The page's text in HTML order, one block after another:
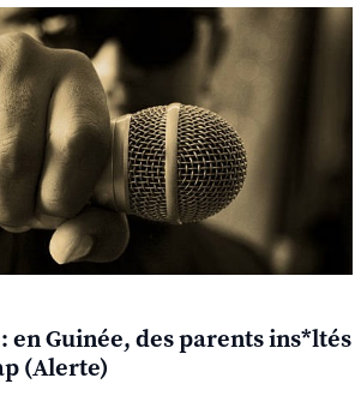
en Guinée, des parents ins*ltés
(Alerte)